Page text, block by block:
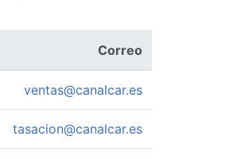
Correo
ventas@canalcar.es
tasacion@canalcar.es